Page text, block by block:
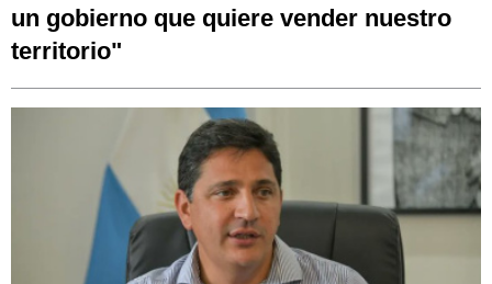
un gobierno que quiere vender nuestro
territorio"